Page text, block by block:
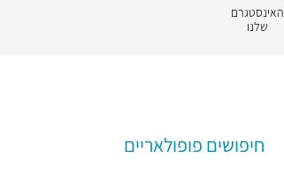
האינסטגרם
שלנו
חיפושים פופולאריים